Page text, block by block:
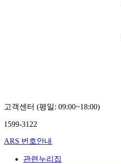
고객센터 (평일: 09:00~18:00)
1599-3122
ARS 번호안내
관련누리집